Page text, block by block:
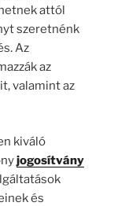
attól
szeretnénk
Az
az
valamint az
kiváló
jogosítvány
és